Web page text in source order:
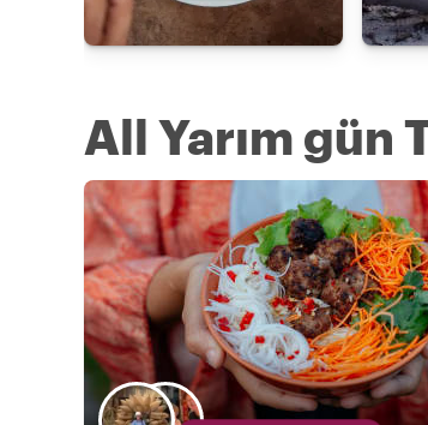
All Yarım gün